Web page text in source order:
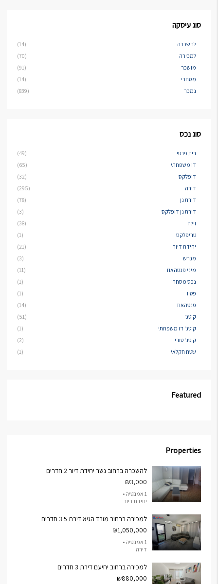
סוג עיסקה
להשכרה
(14)
למכירה
(70)
מושכר
(91)
מסחרי
(14)
נמכר
(839)
סוג נכס
בית פרטי
(49)
דו משפחתי
(65)
דופלקס
(32)
דירה
(295)
דירת גן
(78)
דירת גן דופלקס
(3)
וילה
(38)
טריפלקס
(1)
יחידת דיור
(21)
מגרש
(3)
מיני פנטהאוז
(11)
נכס מסחרי
(1)
פטיו
(1)
פנטהאוז
(14)
קוטג'
(51)
קוטג' דו משפחתי
(1)
קוטג' טורי
(2)
שטח חקלאי
(1)
Featured
Properties
להשכרה ברחוב נשר יחידת דיור 2 חדרים
₪3,000
1 אמבטיה •
יחידת דיור
למכירה ברחוב מורד הגיא דירת 3.5 חדרים
₪1,050,000
1 אמבטיה •
דירה
למכירה ברחוב יחיעם דירת 3 חדרים
₪880,000